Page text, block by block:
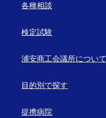
各種相談
検定試験
浦安商工会議所について
目的別で探す
提携病院